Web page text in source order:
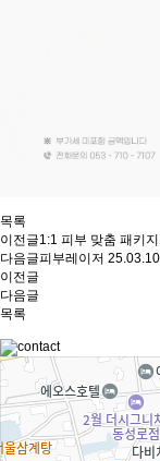
목록
이전글1:1 피부 맞춤 패키지
다음글피부레이저 25.03.10
이전글
다음글
목록